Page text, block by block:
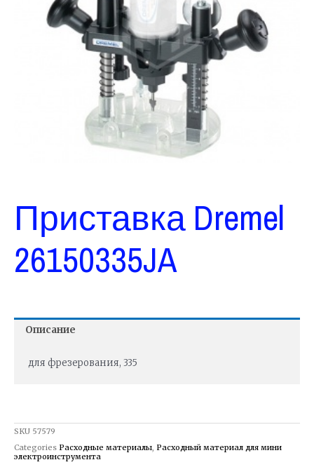
Приставка Dremel
26150335JA
Описание
для фрезерования, 335
SKU 57579
Categories Расходные материалы, Расходный материал для мини
электроинструмента